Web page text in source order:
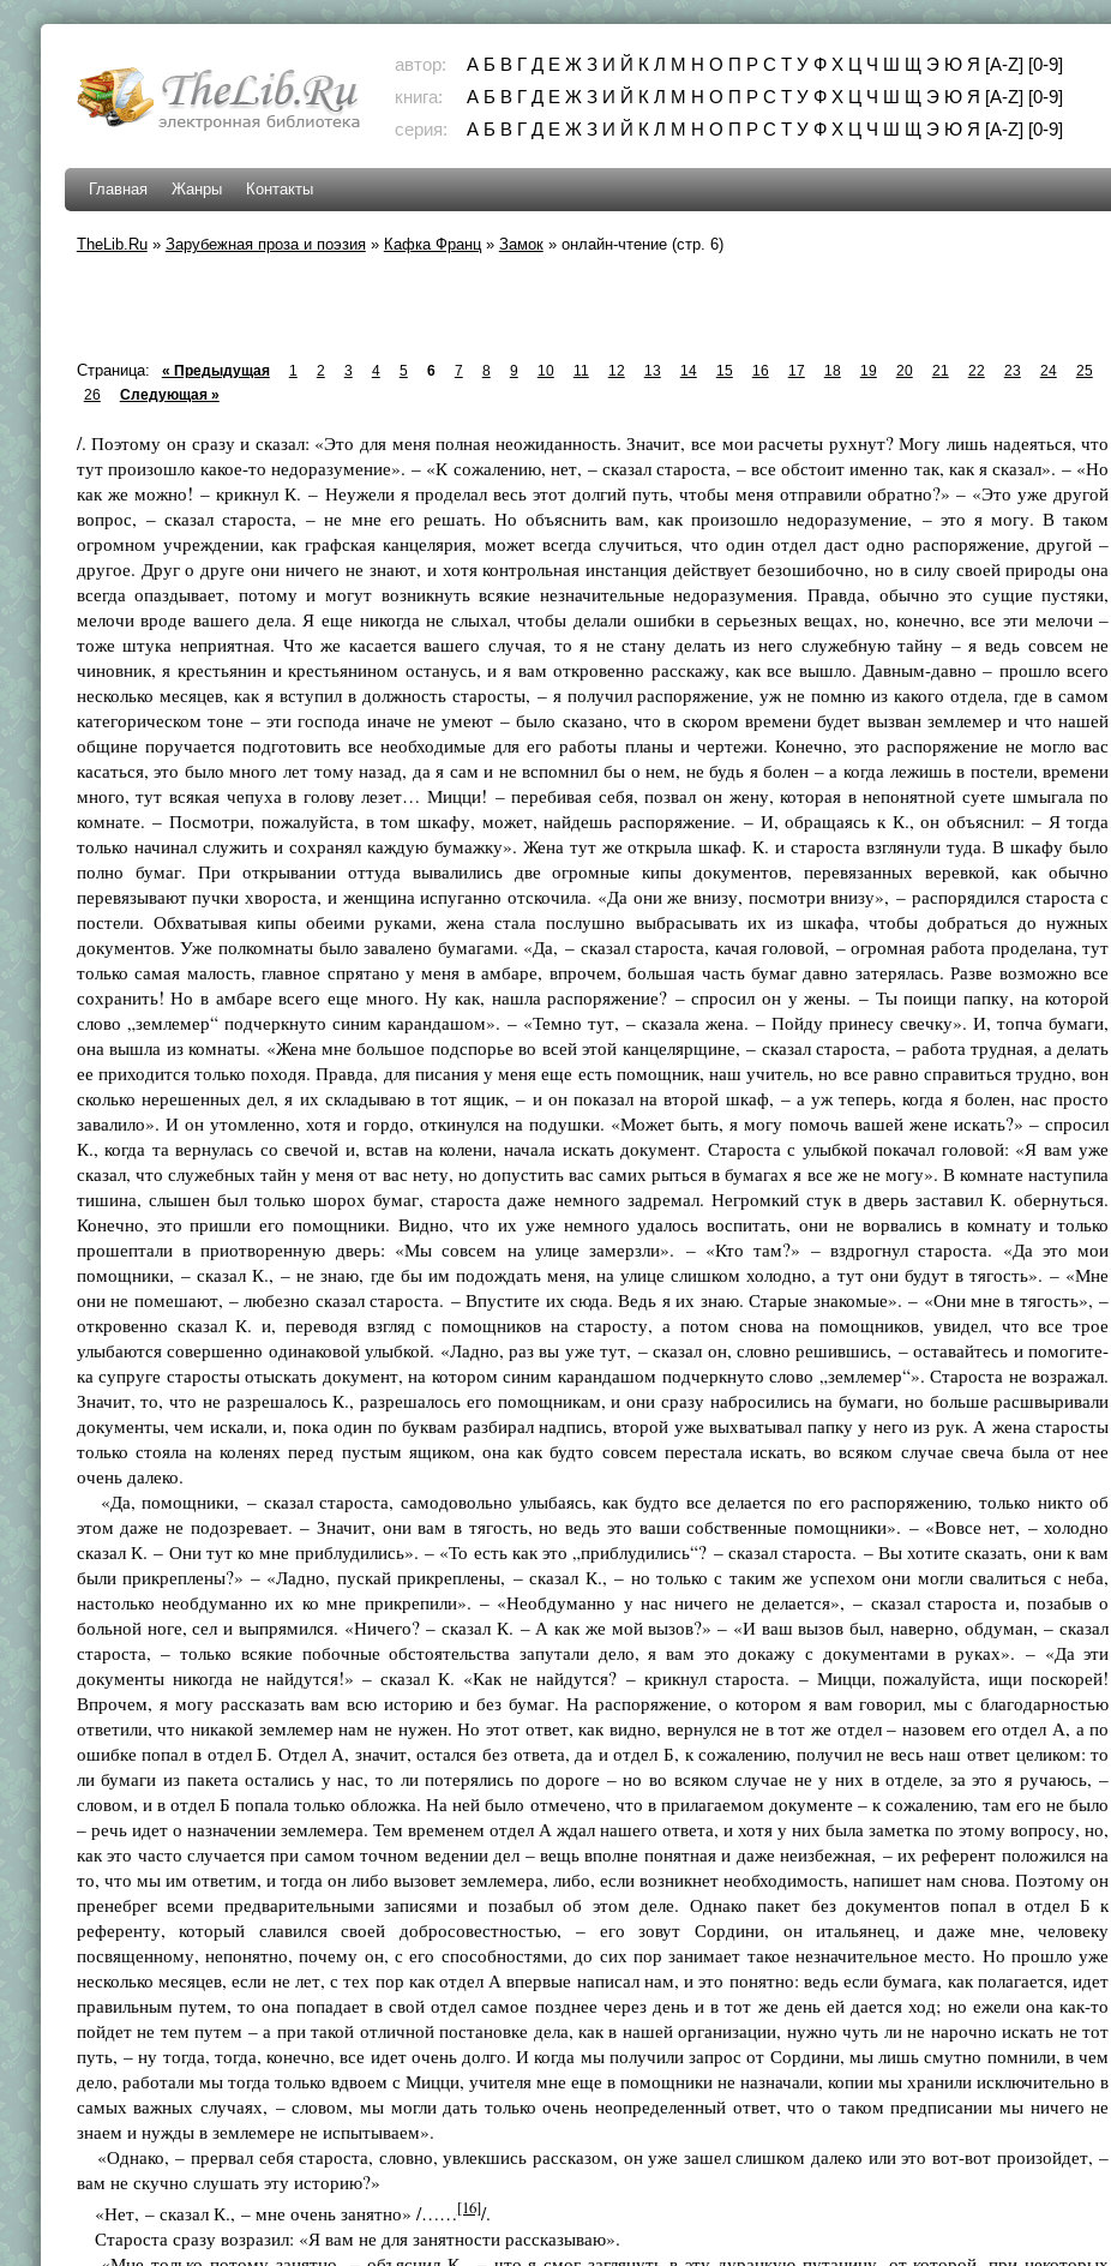
автор: А Б В Г Д Е Ж З И Й К Л М Н О П Р С Т У Ф Х Ц Ч Ш Щ Э Ю Я [A-Z] [0-9]
книга:
А Б В Г Д Е Ж З И Й К Л М Н О П Р С Т У Ф Х Ц Ч Ш Щ Э Ю Я [A-Z] [0-9]
серия:
А Б В Г Д Е Ж З И Й К Л М Н О П Р С Т У Ф Х Ц Ч Ш Щ Э Ю Я [A-Z] [0-9]
Главная Жанры Контакты
TheLib.Ru» Зарубежная проза и поэзия» Кафка Франц» Замок» онлайн-чтение (стр. 6)
Страница: « Предыдущая 1 2 3 4 5 6 7 8 9 10 11 12 13 14 15 16 17 18 19 20 21 22 23 24
25
26
Следующая »
/. Поэтому он сразу и сказал: «Это для меня полная неожиданность. Значит, все мои расчеты рухнут? Могу лишь надеяться, что
тут произошло какое-то недоразумение». – «К сожалению, нет, – сказал староста, – все обстоит именно так, как я сказал». – «Но
как же можно! – крикнул К. – Неужели я проделал весь этот долгий путь, чтобы меня отправили обратно?» – «Это уже другой
вопрос, – сказал староста, – не мне его решать. Но объяснить вам, как произошло недоразумение, – это я могу. В таком
огромном учреждении, как графская канцелярия, может всегда случиться, что один отдел даст одно распоряжение, другой –
другое. Друг о друге они ничего не знают, и хотя контрольная инстанция действует безошибочно, но в силу своей природы она
всегда опаздывает, потому и могут возникнуть всякие незначительные недоразумения. Правда, обычно это сущие пустяки,
мелочи вроде вашего дела. Я еще никогда не слыхал, чтобы делали ошибки в серьезных вещах, но, конечно, все эти мелочи –
тоже штука неприятная. Что же касается вашего случая, то я не стану делать из него служебную тайну – я ведь совсем не
чиновник, я крестьянин и крестьянином останусь, и я вам откровенно расскажу, как все вышло. Давным-давно – прошло всего
несколько месяцев, как я вступил в должность старосты, – я получил распоряжение, уж не помню из какого отдела, где в самом
категорическом тоне – эти господа иначе не умеют – было сказано, что в скором времени будет вызван землемер и что нашей
общине поручается подготовить все необходимые для его работы планы и чертежи. Конечно, это распоряжение не могло вас
касаться, это было много лет тому назад, да я сам и не вспомнил бы о нем, не будь я болен – а когда лежишь в постели, времени
много, тут всякая чепуха в голову лезет… Мицци! – перебивая себя, позвал он жену, которая в непонятной суете шмыгала по
комнате. – Посмотри, пожалуйста, в том шкафу, может, найдешь распоряжение. – И, обращаясь к К., он объяснил: – Я тогда
только начинал служить и сохранял каждую бумажку». Жена тут же открыла шкаф. К. и староста взглянули туда. В шкафу было
полно бумаг. При открывании оттуда вывалились две огромные кипы документов, перевязанных веревкой, как обычно
перевязывают пучки хвороста, и женщина испуганно отскочила. «Да они же внизу, посмотри внизу», – распорядился староста с
постели. Обхватывая кипы обеими руками, жена стала послушно выбрасывать их из шкафа, чтобы добраться до нужных
документов. Уже полкомнаты было завалено бумагами. «Да, – сказал староста, качая головой, – огромная работа проделана, тут
только самая малость, главное спрятано у меня в амбаре, впрочем, большая часть бумаг давно затерялась. Разве возможно все
сохранить! Но в амбаре всего еще много. Ну как, нашла распоряжение? – спросил он у жены. – Ты поищи папку, на которой
слово „землемер“ подчеркнуто синим карандашом». – «Темно тут, – сказала жена. – Пойду принесу свечку». И, топча бумаги,
она вышла из комнаты. «Жена мне большое подспорье во всей этой канцелярщине, – сказал староста, – работа трудная, а делать
ее приходится только походя. Правда, для писания у меня еще есть помощник, наш учитель, но все равно справиться трудно, вон
сколько нерешенных дел, я их складываю в тот ящик, – и он показал на второй шкаф, – а уж теперь, когда я болен, нас просто
завалило». И он утомленно, хотя и гордо, откинулся на подушки. «Может быть, я могу помочь вашей жене искать?» – спросил
К., когда та вернулась со свечой и, встав на колени, начала искать документ. Староста с улыбкой покачал головой: «Я вам уже
сказал, что служебных тайн у меня от вас нету, но допустить вас самих рыться в бумагах я все же не могу». В комнате наступила
тишина, слышен был только шорох бумаг, староста даже немного задремал. Негромкий стук в дверь заставил К. обернуться.
Конечно, это пришли его помощники. Видно, что их уже немного удалось воспитать, они не ворвались в комнату и только
прошептали в приотворенную дверь: «Мы совсем на улице замерзли». – «Кто там?» – вздрогнул староста. «Да это мои
помощники, – сказал К., – не знаю, где бы им подождать меня, на улице слишком холодно, а тут они будут в тягость». – «Мне
они не помешают, – любезно сказал староста. – Впустите их сюда. Ведь я их знаю. Старые знакомые». – «Они мне в тягость», –
откровенно сказал К. и, переводя взгляд с помощников на старосту, а потом снова на помощников, увидел, что все трое
улыбаются совершенно одинаковой улыбкой. «Ладно, раз вы уже тут, – сказал он, словно решившись, – оставайтесь и помогите-
ка супруге старосты отыскать документ, на котором синим карандашом подчеркнуто слово „землемер“». Староста не возражал.
Значит, то, что не разрешалось К., разрешалось его помощникам, и они сразу набросились на бумаги, но больше расшвыривали
документы, чем искали, и, пока один по буквам разбирал надпись, второй уже выхватывал папку у него из рук. А жена старосты
только стояла на коленях перед пустым ящиком, она как будто совсем перестала искать, во всяком случае свеча была от нее
очень далеко.
«Да, помощники, – сказал староста, самодовольно улыбаясь, как будто все делается по его распоряжению, только никто об
этом даже не подозревает. – Значит, они вам в тягость, но ведь это ваши собственные помощники». – «Вовсе нет, – холодно
сказал К. – Они тут ко мне приблудились». – «То есть как это „приблудились“? – сказал староста. – Вы хотите сказать, они к вам
были прикреплены?» – «Ладно, пускай прикреплены, – сказал К., – но только с таким же успехом они могли свалиться с неба,
настолько необдуманно их ко мне прикрепили». – «Необдуманно у нас ничего не делается», – сказал староста и, позабыв о
больной ноге, сел и выпрямился. «Ничего? – сказал К. – А как же мой вызов?» – «И ваш вызов был, наверно, обдуман, – сказал
староста, – только всякие побочные обстоятельства запутали дело, я вам это докажу с документами в руках». – «Да эти
документы никогда не найдутся!» – сказал К. «Как не найдутся? – крикнул староста. – Мицци, пожалуйста, ищи поскорей!
Впрочем, я могу рассказать вам всю историю и без бумаг. На распоряжение, о котором я вам говорил, мы с благодарностью
ответили, что никакой землемер нам не нужен. Но этот ответ, как видно, вернулся не в тот же отдел – назовем его отдел А, а по
ошибке попал в отдел Б. Отдел А, значит, остался без ответа, да и отдел Б, к сожалению, получил не весь наш ответ целиком: то
ли бумаги из пакета остались у нас, то ли потерялись по дороге – но во всяком случае не у них в отделе, за это я ручаюсь, –
словом, и в отдел Б попала только обложка. На ней было отмечено, что в прилагаемом документе – к сожалению, там его не было
– речь идет о назначении землемера. Тем временем отдел А ждал нашего ответа, и хотя у них была заметка по этому вопросу, но,
как это часто случается при самом точном ведении дел – вещь вполне понятная и даже неизбежная, – их референт положился на
то, что мы им ответим, и тогда он либо вызовет землемера, либо, если возникнет необходимость, напишет нам снова. Поэтому он
пренебрег всеми предварительными записями и позабыл об этом деле. Однако пакет без документов попал в отдел Б к
референту, который славился своей добросовестностью, – его зовут Сордини, он итальянец, и даже мне, человеку
посвященному, непонятно, почему он, с его способностями, до сих пор занимает такое незначительное место. Но прошло уже
несколько месяцев, если не лет, с тех пор как отдел А впервые написал нам, и это понятно: ведь если бумага, как полагается, идет
правильным путем, то она попадает в свой отдел самое позднее через день и в тот же день ей дается ход; но ежели она как-то
пойдет не тем путем – а при такой отличной постановке дела, как в нашей организации, нужно чуть ли не нарочно искать не тот
путь, – ну тогда, тогда, конечно, все идет очень долго. И когда мы получили запрос от Сордини, мы лишь смутно помнили, в чем
дело, работали мы тогда только вдвоем с Мицци, учителя мне еще в помощники не назначали, копии мы хранили исключительно в
самых важных случаях, – словом, мы могли дать только очень неопределенный ответ, что о таком предписании мы ничего не
знаем и нужды в землемере не испытываем».
«Однако, – прервал себя староста, словно, увлекшись рассказом, он уже зашел слишком далеко или это вот-вот произойдет, –
вам не скучно слушать эту историю?»
«Нет, – сказал К., – мне очень занятно» /……[16]/.
Староста сразу возразил: «Я вам не для занятности рассказываю».